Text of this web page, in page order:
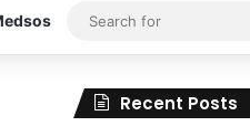
Recent Posts